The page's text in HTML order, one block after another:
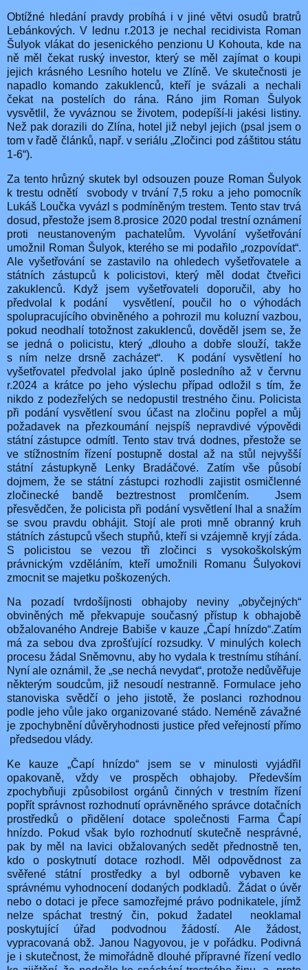
Obtížné hledání pravdy probíhá i v jiné větvi osudů bratrů
Lebánkových. V lednu r.2013 je nechal recidivista Roman
Šulyok vlákat do jesenického penzionu U Kohouta, kde na
ně měl čekat ruský investor, který se měl zajímat o koupi
jejich krásného Lesního hotelu ve Zlíně. Ve skutečnosti je
napadlo komando zakuklenců, kteří je svázali a nechali
čekat na postelích do rána. Ráno jim Roman Šulyok
vysvětlil, že vyváznou se životem, podepíší-li jakési listiny.
Než pak dorazili do Zlína, hotel již nebyl jejich (psal jsem o
tom v řadě článků, např. v seriálu „Zločinci pod záštitou státu
1-6“).
Za tento hrůzný skutek byl odsouzen pouze Roman Šulyok
k trestu odnětí
svobody v trvání 7,5 roku a jeho pomocník
Lukáš Loučka vyvázl s podmíněným trestem. Tento stav trvá
dosud, přestože jsem 8.prosice 2020 podal trestní oznámení
proti neustanoveným pachatelům. Vyvolání vyšetřování
umožnil Roman Šulyok, kterého se mi podařilo „rozpovídat“.
Ale vyšetřování se zastavilo na ohledech vyšetřovatele a
státních zástupců k policistovi, který měl dodat čtveřici
zakuklenců. Když jsem vyšetřovateli doporučil, aby ho
předvolal k podání
vysvětlení, poučil ho o výhodách
spolupracujícího obviněného a pohrozil mu koluzní vazbou,
pokud neodhalí totožnost zakuklenců, dověděl jsem se, že
se jedná o policistu, který „dlouho a dobře slouží, takže
s ním nelze drsně zacházet“.
K podání vysvětlení ho
vyšetřovatel předvolal jako úplně posledního až v červnu
r.2024 a krátce po jeho výslechu případ odložil s tím, že
nikdo z podezřelých se nedopustil trestného činu. Policista
při podání vysvětlení svou účast na zločinu popřel a můj
požadavek na přezkoumání nejspíš nepravdivé výpovědi
státní zástupce odmítl. Tento stav trvá dodnes, přestože se
ve stížnostním řízení postupně dostal až na stůl nejvyšší
státní zástupkyně Lenky Bradáčové. Zatím vše působí
dojmem, že se státní zástupci rozhodli zajistit osmičlenné
zločinecké bandě beztrestnost promlčením.
Jsem
přesvědčen, že policista při podání vysvětlení lhal a snažím
se svou pravdu obhájit. Stojí ale proti mně obranný kruh
státních zástupců všech stupňů, kteří si vzájemně kryjí záda.
S policistou se vezou tři zločinci s vysokoškolským
právnickým vzděláním, kteří umožnili Romanu Šulyokovi
zmocnit se majetku poškozených.
Na pozadí tvrdošíjnosti obhajoby neviny „obyčejných“
obviněných mě překvapuje současný přístup k obhajobě
obžalovaného Andreje Babiše v kauze „Čapí hnízdo“.Zatím
má za sebou dva zprošťující rozsudky. V minulých kolech
procesu žádal Sněmovnu, aby ho vydala k trestnímu stíhání.
Nyní ale oznámil, že „se nechá nevydat“, protože nedůvěřuje
některým soudcům, již nesoudí nestranně. Formulace jeho
stanoviska svědčí o jeho jistotě, že poslanci rozhodnou
podle jeho vůle jako organizované stádo. Neméně závažné
je zpochybnění důvěryhodnosti justice před veřejností přímo
předsedou vlády.
Ke kauze „Čapí hnízdo“ jsem se v minulosti vyjádřil
opakovaně, vždy ve prospěch obhajoby. Především
zpochybňuji způsobilost orgánů činných v trestním řízení
popřít správnost rozhodnutí oprávněného správce dotačních
prostředků o přidělení dotace společnosti Farma Čapí
hnízdo. Pokud však bylo rozhodnutí skutečně nesprávné,
pak by měl na lavici obžalovaných sedět přednostně ten,
kdo o poskytnutí dotace rozhodl. Měl odpovědnost za
svěřené státní prostředky a byl odborně vybaven ke
správnému vyhodnocení dodaných podkladů.
Žádat o úvěr
nebo o dotaci je přece samozřejmé právo podnikatele, jímž
nelze spáchat trestný čin, pokud žadatel
neoklamal
poskytující úřad podvodnou žádostí. Ale žádost,
vypracovaná obž. Janou Nagyovou, je v pořádku. Podivná
je i skutečnost, že mimořádně dlouhé přípravné řízení vedlo